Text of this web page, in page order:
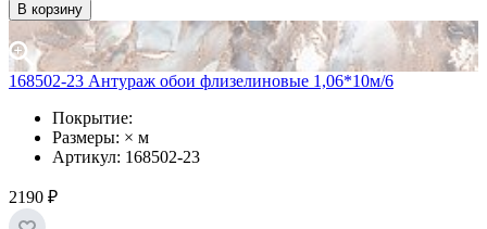
В корзину
168502-23 Антураж обои флизелиновые 1,06*10м/6
Покрытие:
Размеры: × м
Артикул: 168502-23
2190 ₽